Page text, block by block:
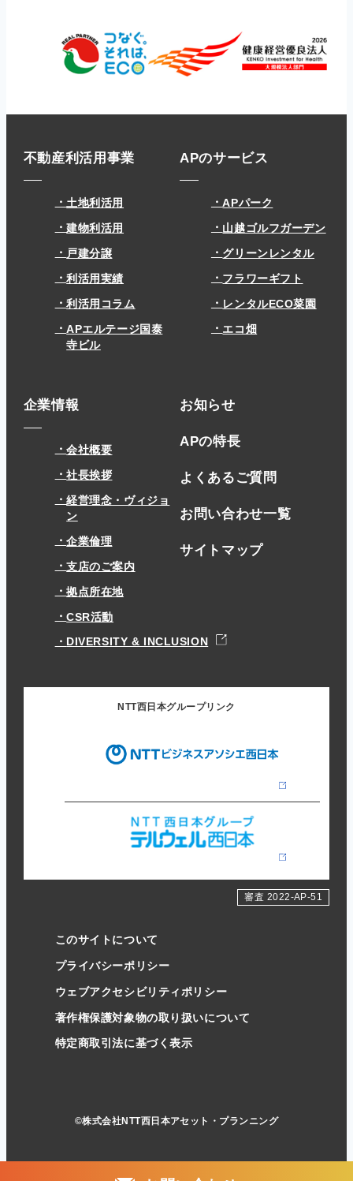
不動産利活用事業
土地利活用
建物利活用
戸建分譲
利活用実績
利活用コラム
APエルテージ国泰
寺ビル
APのサービス
APパーク
山越ゴルフガーデン
グリーンレンタル
フラワーギフト
レンタルECO菜園
エコ畑
企業情報
会社概要
社長挨拶
経営理念・ヴィジョ
ン
企業倫理
支店のご案内
拠点所在地
CSR活動
DIVERSITY & INCLUSION
お知らせ
APの特長
よくあるご質問
お問い合わせ一覧
サイトマップ
NTT西日本グループリンク
審査 2022-AP-51
このサイトについて
プライバシーポリシー
ウェブアクセシビリティポリシー
著作権保護対象物の取り扱いについて
特定商取引法に基づく表示
©株式会社NTT西日本アセット・プランニング